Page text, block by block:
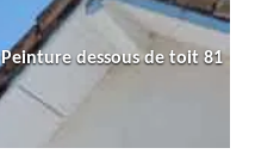
Peinture dessous de toit 81